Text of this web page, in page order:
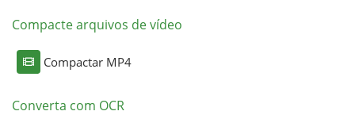
Compacte arquivos de vídeo
Compactar MP4
Converta com OCR